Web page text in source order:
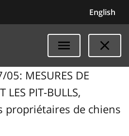
English
MESURES DE
LES PIT-BULLS,
propriétaires de chiens